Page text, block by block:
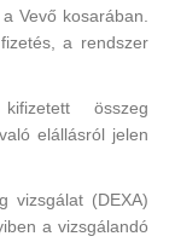
Vevő kosarában.
a rendszer
összeg
elállásról jelen
vizsgálat (DEXA)
a vizsgálandó